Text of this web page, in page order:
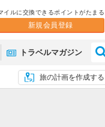
イルに交換できるポイントがたまる
新規会員登録
トラベルマガジン
旅の計画を作成する